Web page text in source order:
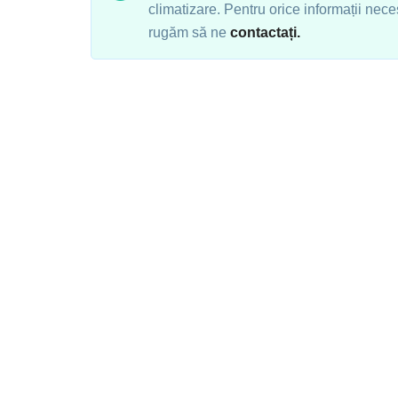
climatizare. Pentru orice informații
rugăm să ne contactați.